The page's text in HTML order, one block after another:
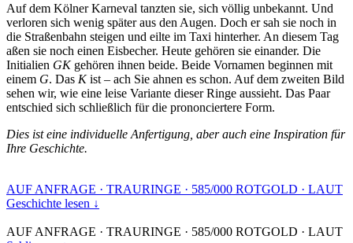
Auf dem Kölner Karneval tanzten sie, sich völlig unbekannt. Und
verloren sich wenig später aus den Augen. Doch er sah sie noch in
die Straßenbahn steigen und eilte im Taxi hinterher. An diesem Tag
aßen sie noch einen Eisbecher. Heute gehören sie einander. Die
Initialien GKgehören ihnen beide. Beide Vornamen beginnen mit
einem G. Das Kist – ach Sie ahnen es schon. Auf dem zweiten Bild
sehen wir, wie eine leise Variante dieser Ringe aussieht. Das Paar
entschied sich schließlich für die prononciertere Form.
Dies ist eine individuelle Anfertigung, aber auch eine Inspiration für
Ihre Geschichte.
AUF ANFRAGE · TRAURINGE · 585/000 ROTGOLD · LAUT
Geschichte lesen ↓
AUF ANFRAGE · TRAURINGE · 585/000 ROTGOLD · LAUT